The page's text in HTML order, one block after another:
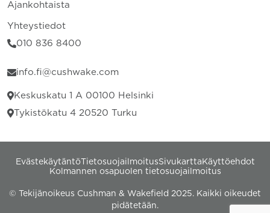
Ajankohtaista
Yhteystiedot
010 836 8400
info.fi@cushwake.com
Keskuskatu 1 A 00100 Helsinki
Tykistökatu 4 20520 Turku
EvästekäytäntöTietosuojailmoitusSivukartta Käyttöehdot
Kolmannen osapuolen tietosuojailmoitus
© Tekijänoikeus Cushman & Wakefield 2025. Kaikki oikeudet
pidätetään.